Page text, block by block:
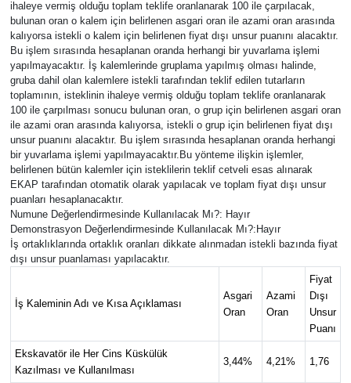
ihaleye vermiş olduğu toplam teklife oranlanarak 100 ile çarpılacak,
bulunan oran o kalem için belirlenen asgari oran ile azami oran arasında
kalıyorsa istekli o kalem için belirlenen fiyat dışı unsur puanını alacaktır.
Bu işlem sırasında hesaplanan oranda herhangi bir yuvarlama işlemi
yapılmayacaktır. İş kalemlerinde gruplama yapılmış olması halinde,
gruba dahil olan kalemlere istekli tarafından teklif edilen tutarların
toplamının, isteklinin ihaleye vermiş olduğu toplam teklife oranlanarak
100 ile çarpılması sonucu bulunan oran, o grup için belirlenen asgari oran
ile azami oran arasında kalıyorsa, istekli o grup için belirlenen fiyat dışı
unsur puanını alacaktır. Bu işlem sırasında hesaplanan oranda herhangi
bir yuvarlama işlemi yapılmayacaktır.Bu yönteme ilişkin işlemler,
belirlenen bütün kalemler için isteklilerin teklif cetveli esas alınarak
EKAP tarafından otomatik olarak yapılacak ve toplam fiyat dışı unsur
puanları hesaplanacaktır.
Numune Değerlendirmesinde Kullanılacak Mı?: Hayır
Demonstrasyon Değerlendirmesinde Kullanılacak Mı?:Hayır
İş ortaklıklarında ortaklık oranları dikkate alınmadan istekli bazında fiyat
dışı unsur puanlaması yapılacaktır.
İş Kaleminin Adı ve Kısa Açıklaması
Asgari
Oran
Azami
Oran
Fiyat
Dışı
Unsur
Puanı
Ekskavatör ile Her Cins Küskülük
Kazılması ve Kullanılması
3,44% 4,21% 1,76